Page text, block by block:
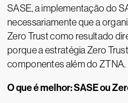
SASE, a implementação do
necessariamente que a
Zero Trust como resultado
porque a estratégia Zero
componentes além do ZTNA.
O que é melhor: SASE ou